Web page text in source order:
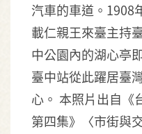
汽車的車道。1908
載仁親王來臺主持
中公園內的湖心亭
臺中站從此躍居臺
心。 本照片出自《
第四集》〈市街與